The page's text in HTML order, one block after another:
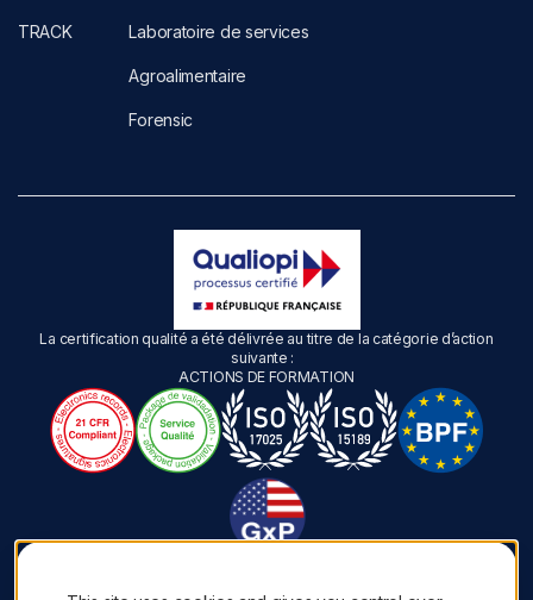
TRACK Laboratoire de services
Agroalimentaire
Forensic
La certification qualité a été délivrée au titre de la catégorie d’action
suivante :
ACTIONS DE FORMATION